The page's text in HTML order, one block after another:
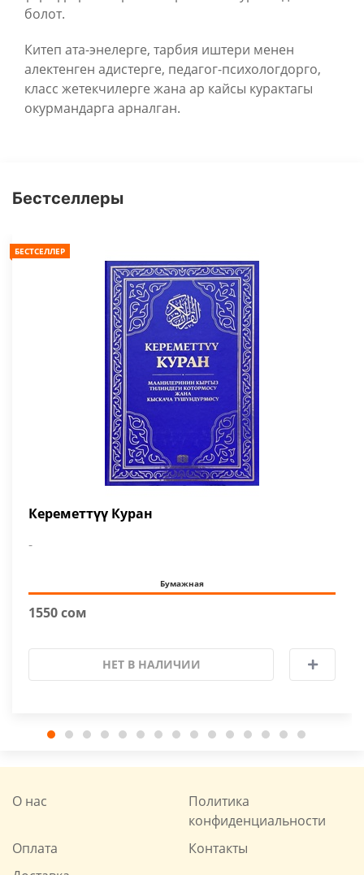
болот.
Китеп ата-энелерге, тарбия иштери менен
алектенген адистерге, педагог-психологдорго,
класс жетекчилерге жана ар кайсы курактагы
окурмандарга арналган.
Бестселлеры
БЕСТСЕЛЛЕР
Кереметтүү Куран
-
Бумажная
1550 сом
НЕТ В НАЛИЧИИ
О нас
Политика
конфиденциальности
Оплата
Контакты